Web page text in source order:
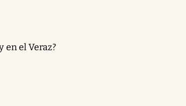
en el Veraz?